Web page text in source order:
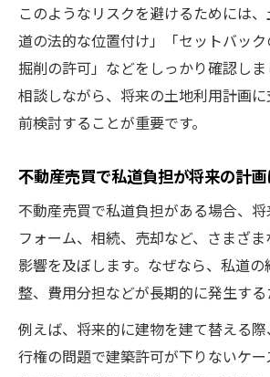
このようなリスクを避けるためには
道の法的な位置付け」「セットバック
掘削の許可」などをしっかり確認し
相談しながら、将来の土地利用計画
前検討することが重要です。
不動産売買で私道負担が将来の計
不動産売買で私道負担がある場合、
フォーム、相続、売却など、さまざ
影響を及ぼします。なぜなら、私道
整、費用分担などが長期的に発生する
例えば、将来的に建物を建て替える
行権の問題で建築許可が下りないケ